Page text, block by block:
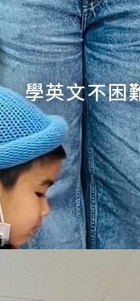
學英文不困